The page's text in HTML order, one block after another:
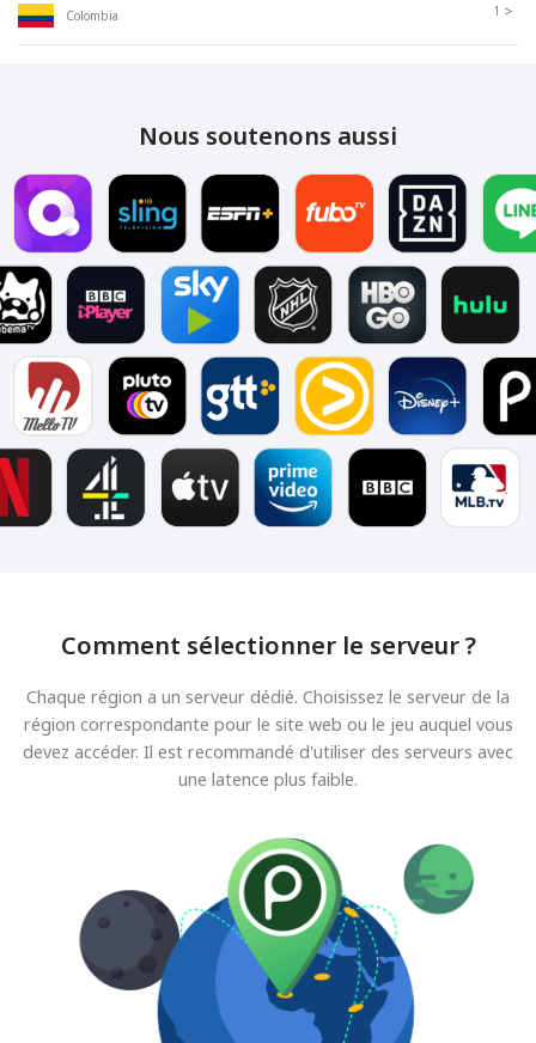
Colombia 1 >
Nous soutenons aussi
Comment sélectionner le serveur ?
Chaque région a un serveur dédié. Choisissez le serveur de la
région correspondante pour le site web ou le jeu auquel vous
devez accéder. Il est recommandé d'utiliser des serveurs avec
une latence plus faible.